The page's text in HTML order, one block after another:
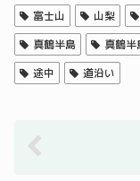
富士山
山梨
真鶴半島
真鶴半
途中
道沿い